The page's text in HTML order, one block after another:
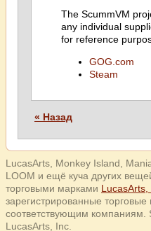
The ScummVM
any individual
for reference
GOG.com
Steam
« Назад
LucasArts, Monkey Island,
LOOM и ещё куча других
торговыми марками LucasArts,
зарегистрированные
соответствующим компаниям.
LucasArts, Inc.